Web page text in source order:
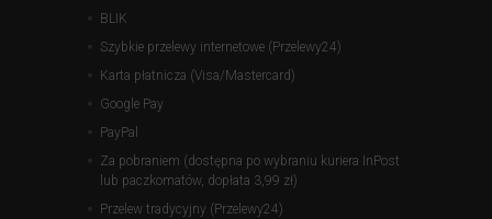
BLIK
Szybkie przelewy internetowe (Przelewy24)
Karta płatnicza (Visa/Mastercard)
Google Pay
PayPal
Za pobraniem (dostępna po wybraniu kuriera InPost
lub paczkomatów, dopłata 3,99 zł)
Przelew tradycyjny (Przelewy24)